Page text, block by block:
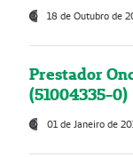
18 de Outubro de
Prestador
(51004335-0)
01 de Janeiro de